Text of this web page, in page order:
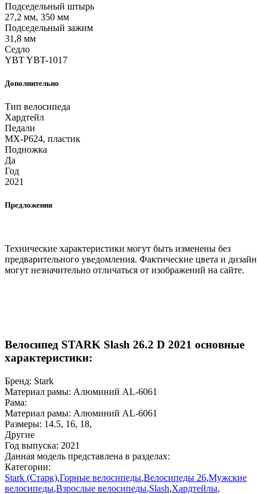
Подседельный штырь
27,2 мм, 350 мм
Подседельный зажим
31,8 мм
Седло
YBT YBT-1017
Дополнительно
Тип велосипеда
Хардтейл
Педали
MX-P624, пластик
Подножка
Да
Год
2021
Предложения
Технические характеристики могут быть изменены без
предварительного уведомления. Фактические цвета и дизайн
могут незначительно отличаться от изображений на сайте.
Велосипед STARK Slash 26.2 D 2021 основные
характеристики:
Бренд: Stark
Материал рамы: Алюминий AL-6061
Рама:
Материал рамы: Алюминий AL-6061
Размеры: 14.5, 16, 18,
Другие
Год выпуска: 2021
Данная модель представлена в разделах:
Категории:
Stark (Старк),Горные велосипеды,Велосипеды 26,Мужские
велосипеды,Взрослые велосипеды,Slash,Хардтейлы,